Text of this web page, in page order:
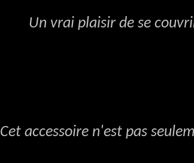
Un vrai plaisir de se
Cet accessoire n'est pas